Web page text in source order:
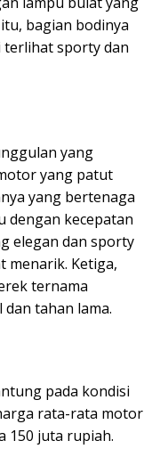
bagian bodinya
sporty dan
yang
yang patut
yang bertenaga
dengan kecepatan
elegan dan sporty
menarik. Ketiga,
ternama
tahan lama.
pada kondisi
rata-rata motor
150 juta rupiah.